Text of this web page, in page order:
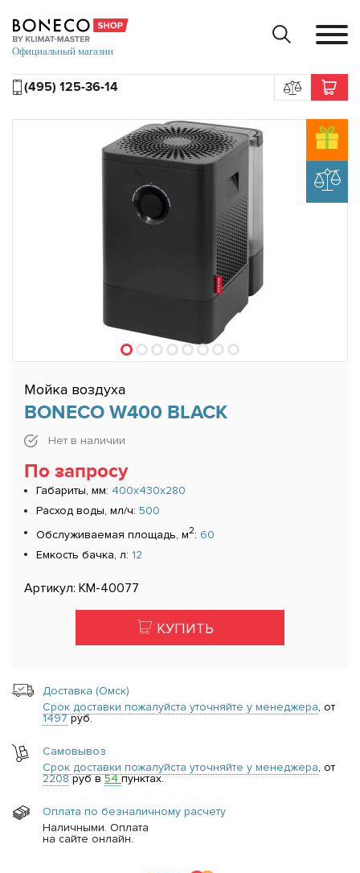
(495) 125-36-14
Мойка воздуха
BONECO W400 BLACK
Нет в наличии
По запросу
Габариты, мм: 400x430x280
Расход воды, мл/ч: 500
Обслуживаемая площадь, м2: 60
Емкость бачка, л: 12
Артикул: КМ-40077
КУПИТЬ
Доставка (Омск)
Срок доставки пожалуйста уточняйте у менеджера, от
1497руб.
Самовывоз
Срок доставки пожалуйста уточняйте у менеджера, от
2208руб в54пунктах.
Оплата по безналичному расчету
Наличными. Оплата
на сайте онлайн.